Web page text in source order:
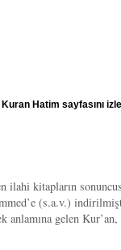
Kuran Hatim sayfasını
ilahi kitapların
(s.a.v.)
anlamına gelen